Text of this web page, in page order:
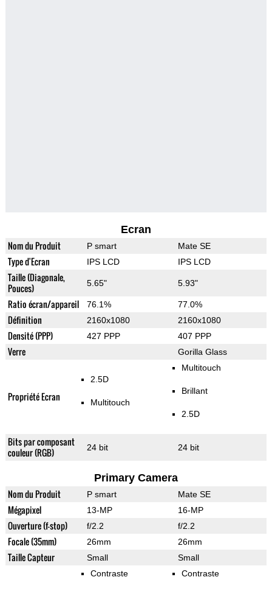
Ecran
Nom du Produit P smart Mate SE
Type d'Ecran IPS LCD IPS LCD
Taille (Diagonale,
Pouces)
5.65" 5.93"
Ratio écran/appareil 76.1% 77.0%
Définition 2160x1080 2160x1080
Densité (PPP) 427 PPP 407 PPP
Verre Gorilla Glass
Propriété Ecran
2.5D
Multitouch
Multitouch
Brillant
2.5D
Bits par composant
couleur (RGB)
24 bit 24 bit
Primary Camera
Nom du Produit P smart Mate SE
Mégapixel 13-MP 16-MP
Ouverture (f-stop) f/2.2 f/2.2
Focale (35mm) 26mm 26mm
Taille Capteur Small Small
Contraste Contraste